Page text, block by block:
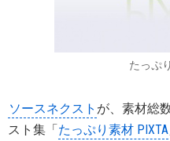
たっぷ
ソースネクスト が、素材総
スト集「たっぷり素材 PIXTA